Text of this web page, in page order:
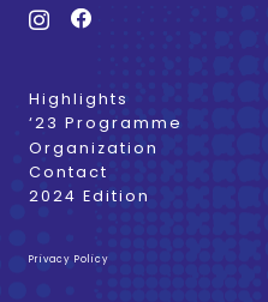
Highlights
‘23 Programme
Organization
Contact
2024 Edition
Privacy Policy